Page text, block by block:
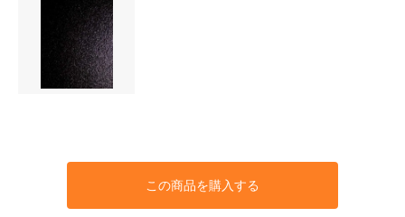
この商品を購入する